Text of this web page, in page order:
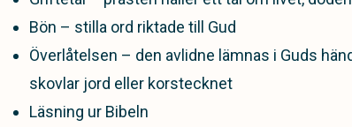
Bön – stilla ord riktade till Gud
Överlåtelsen – den avlidne lämnas i Guds
skovlar jord eller korstecknet
Läsning ur Bibeln